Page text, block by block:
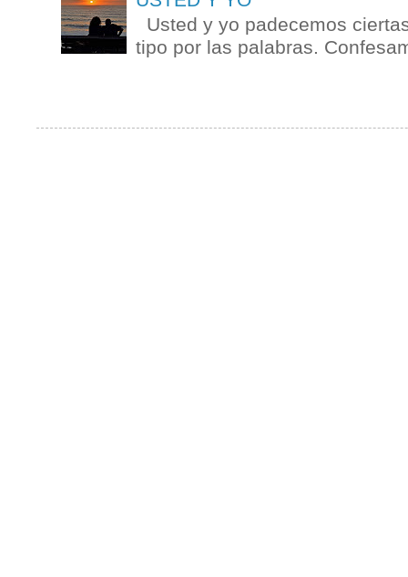
Usted y yo padecemos
tipo por las palabras.